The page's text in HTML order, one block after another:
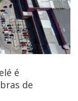
é
de